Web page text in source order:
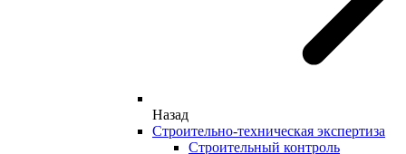
Назад
Строительно-техническая экспертиза
Строительный контроль